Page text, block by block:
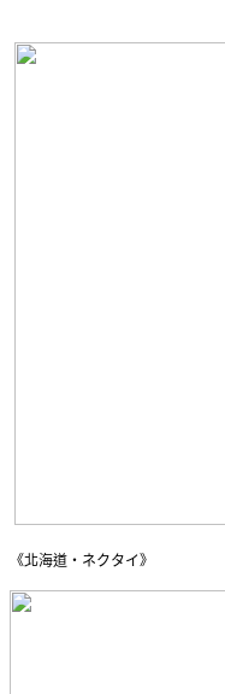
《北海道・ネクタイ》